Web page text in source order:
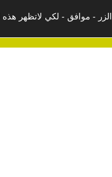
- موافق - لكي لاتظهر